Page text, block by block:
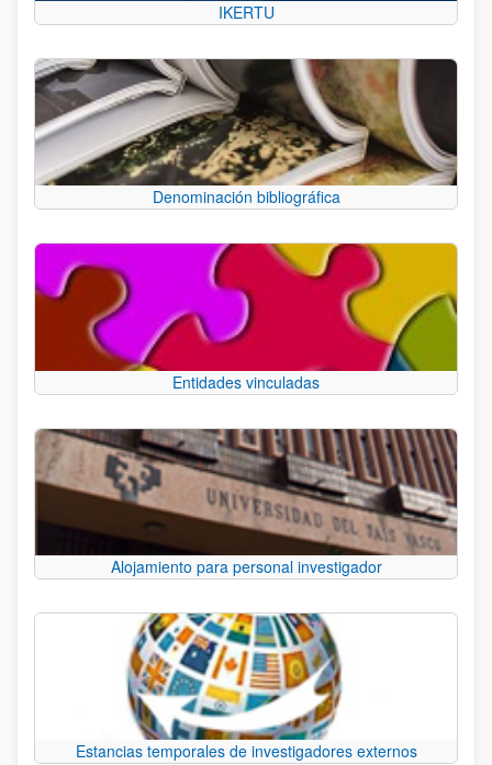
IKERTU
Denominación bibliográfica
Entidades vinculadas
Alojamiento para personal investigador
Estancias temporales de investigadores externos